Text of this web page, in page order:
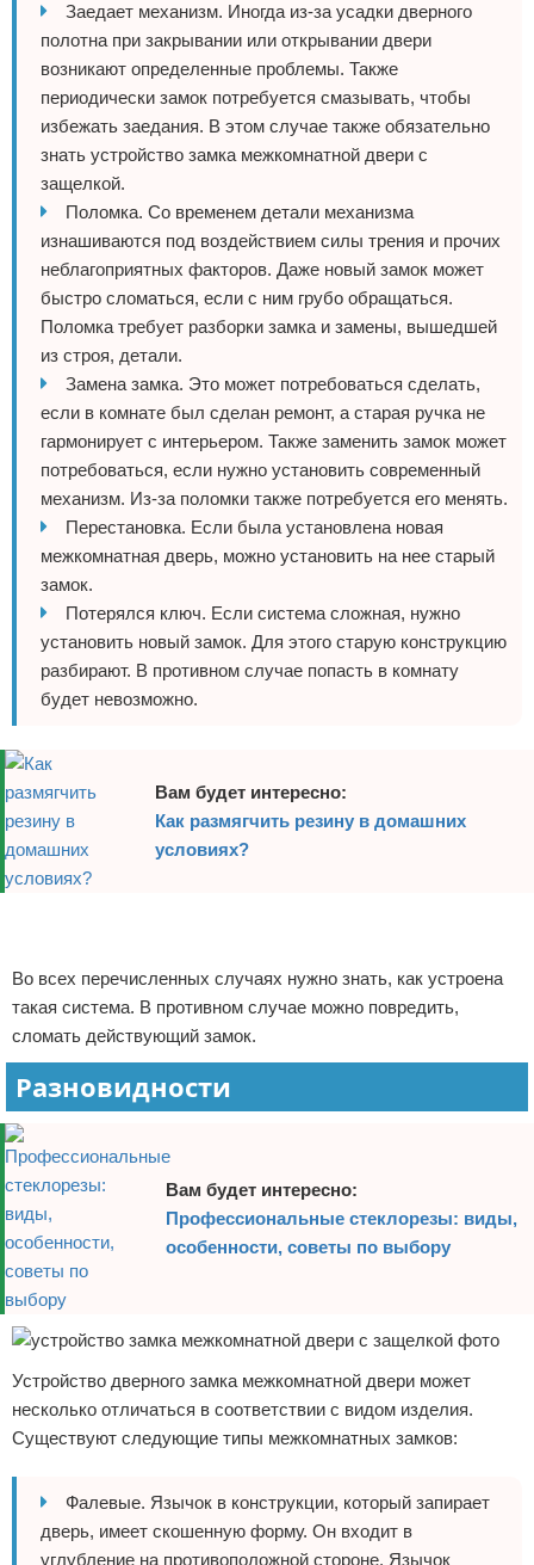
Заедает механизм. Иногда из-за усадки дверного
полотна при закрывании или открывании двери
возникают определенные проблемы. Также
периодически замок потребуется смазывать, чтобы
избежать заедания. В этом случае также обязательно
знать устройство замка межкомнатной двери с
защелкой.
Поломка. Со временем детали механизма
изнашиваются под воздействием силы трения и прочих
неблагоприятных факторов. Даже новый замок может
быстро сломаться, если с ним грубо обращаться.
Поломка требует разборки замка и замены, вышедшей
из строя, детали.
Замена замка. Это может потребоваться сделать,
если в комнате был сделан ремонт, а старая ручка не
гармонирует с интерьером. Также заменить замок может
потребоваться, если нужно установить современный
механизм. Из-за поломки также потребуется его менять.
Перестановка. Если была установлена новая
межкомнатная дверь, можно установить на нее старый
замок.
Потерялся ключ. Если система сложная, нужно
установить новый замок. Для этого старую конструкцию
разбирают. В противном случае попасть в комнату
будет невозможно.
Вам будет интересно:
Как размягчить резину в домашних
условиях?
Во всех перечисленных случаях нужно знать, как устроена
такая система. В противном случае можно повредить,
сломать действующий замок.
Разновидности
Вам будет интересно:
Профессиональные стеклорезы: виды,
особенности, советы по выбору
Устройство дверного замка межкомнатной двери может
несколько отличаться в соответствии с видом изделия.
Существуют следующие типы межкомнатных замков:
Фалевые. Язычок в конструкции, который запирает
дверь, имеет скошенную форму. Он входит в
углубление на противоположной стороне. Язычок